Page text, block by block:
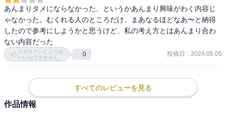
「相手を根本から変えることはできない」
そこなんだよな～。
やはり今まで通りのらりくらりしておこう…
あんまりタメにならなかった、というかあんまり興味がわく内容じ
ゃなかった。むくれる人のところだけ、まあなるほどなあ〜と納得
したので参考にしようかと思うけど、私の考え方とはあんまり合わ
ない内容だった
ブクログレビューは
いいねできません
0 投稿日 : 2024.05.05
すべてのレビューを見る
作品情報